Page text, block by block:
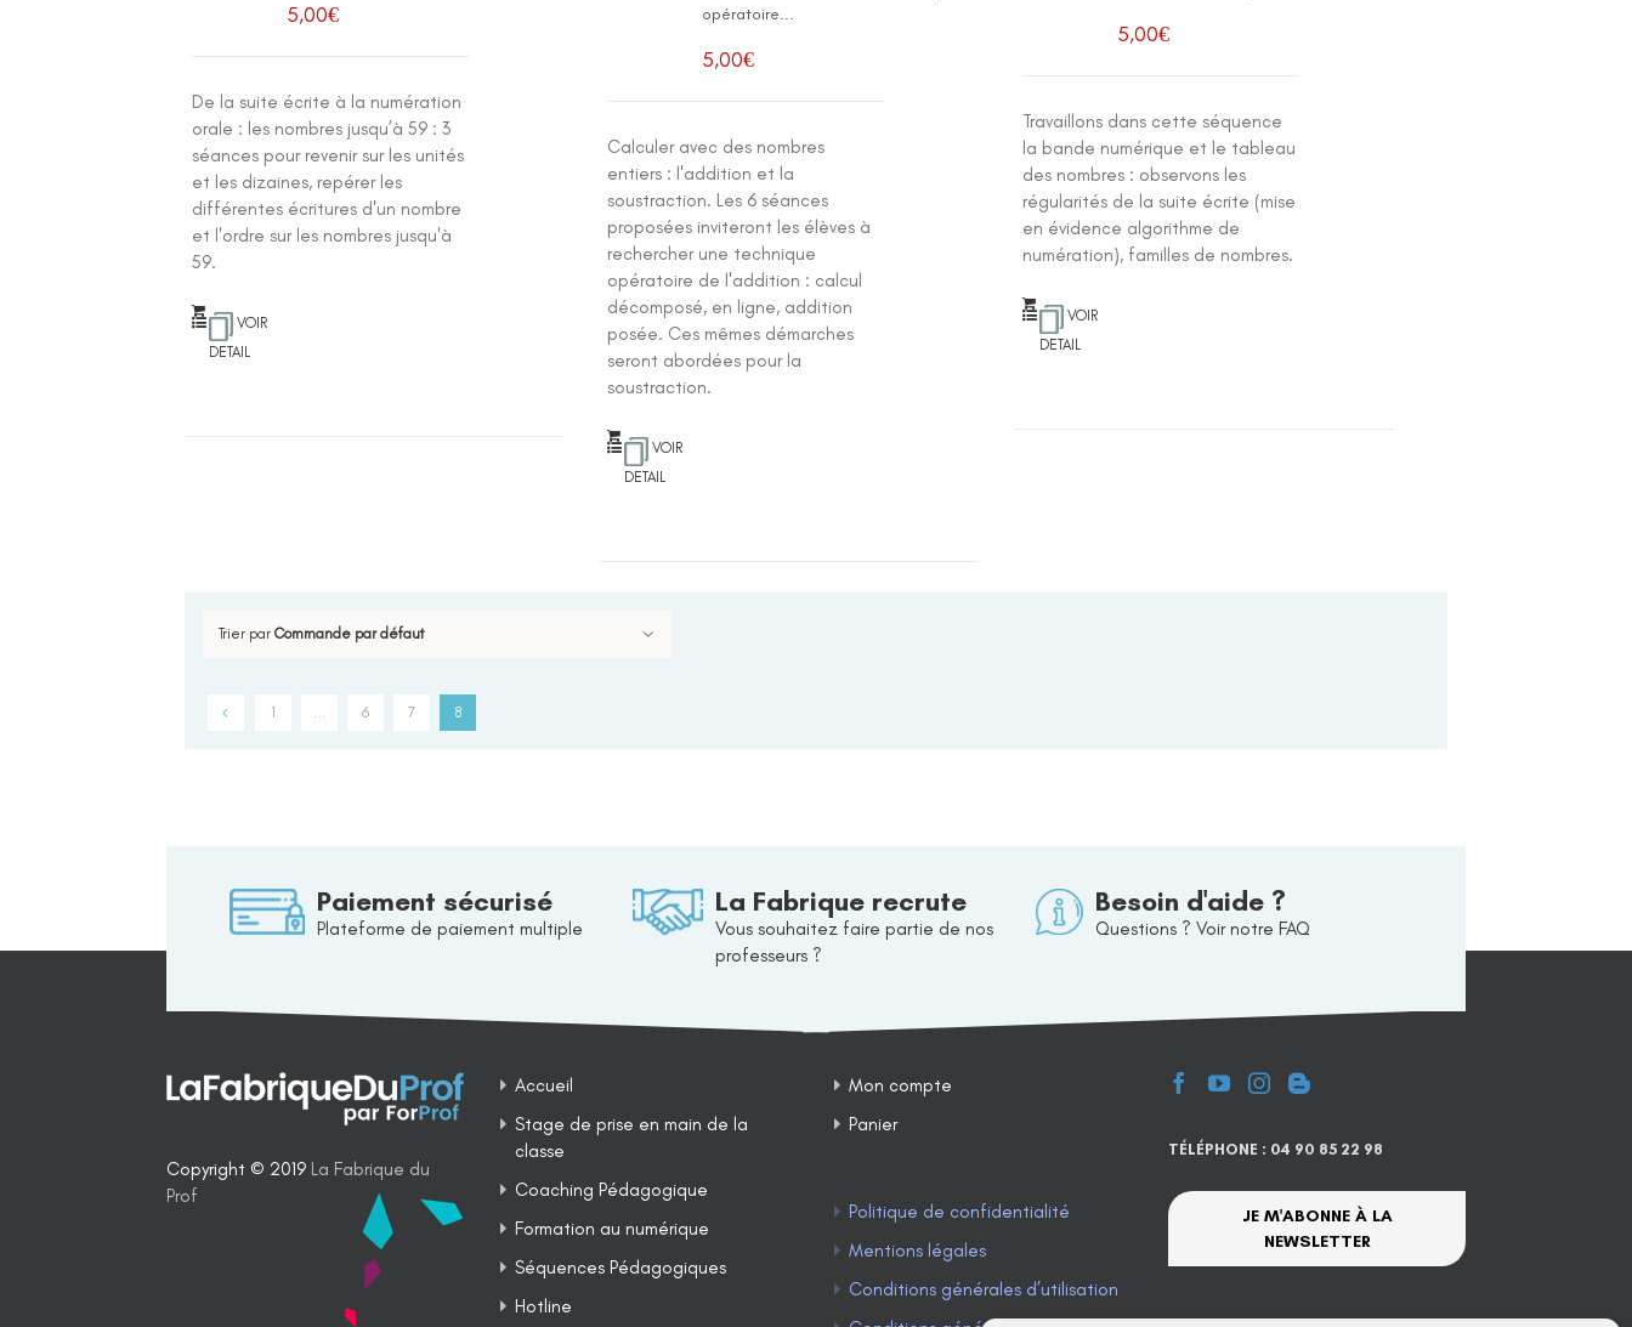
5,00€
De la suite écrite à la numération
orale : les nombres jusqu’à 59 : 3
séances pour revenir sur les unités
et les dizaines, repérer les
différentes écritures d'un nombre
et l'ordre sur les nombres jusqu'à
59.
VOIR
DETAIL
opératoire...
5,00€
Calculer avec des nombres
entiers : l'addition et la
soustraction. Les 6 séances
proposées inviteront les élèves à
rechercher une technique
opératoire de l'addition : calcul
décomposé, en ligne, addition
posée. Ces mêmes démarches
seront abordées pour la
soustraction.
VOIR
DETAIL
5,00€
Travaillons dans cette séquence
la bande numérique et le tableau
des nombres : observons les
régularités de la suite écrite (mise
en évidence algorithme de
numération), familles de nombres.
VOIR
DETAIL
Trier par Commande par défaut
1 … 6 7 8
Paiement sécurisé
Plateforme de paiement multiple
La Fabrique recrute
Vous souhaitez faire partie de nos
professeurs ?
Besoin d'aide ?
Questions ? Voir notre FAQ
Copyright © 2019 La Fabrique du
Prof
Accueil
Stage de prise en main de la
classe
Coaching Pédagogique
Formation au numérique
Séquences Pédagogiques
Hotline
Mon compte
Panier
Politique de confidentialité
Mentions légales
Conditions générales d’utilisation
TÉLÉPHONE : 04 90 85 22 98
JE M'ABONNE À LA
NEWSLETTER